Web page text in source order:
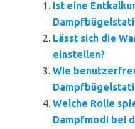
Ist eine
Lässt sich die
einstellen?
Wie
Welche Rolle
Dampfmodi bei